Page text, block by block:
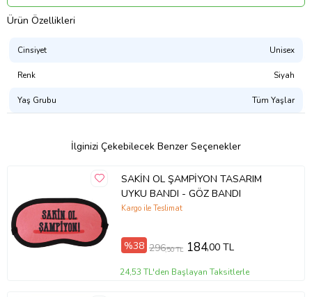
Ürün Kodu:kcm48195056
Ürün Özellikleri
Cinsiyet Unisex
Renk Siyah
Yaş Grubu Tüm Yaşlar
İlginizi Çekebilecek Benzer Seçenekler
SAKİN OL ŞAMPİYON TASARIM
UYKU BANDI - GÖZ BANDI
Kargo ile Teslimat
%38 296,50 TL 184,00 TL
24,53 TL'den Başlayan Taksitlerle